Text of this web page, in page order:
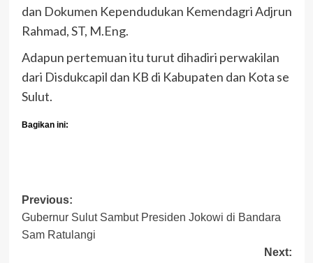
dan Dokumen Kependudukan Kemendagri Adjrun
Rahmad, ST, M.Eng.
Adapun pertemuan itu turut dihadiri perwakilan
dari Disdukcapil dan KB di Kabupaten dan Kota se
Sulut.
Bagikan ini:
Post
navigation
Previous:
Gubernur Sulut Sambut Presiden Jokowi di Bandara
Sam Ratulangi
Next: